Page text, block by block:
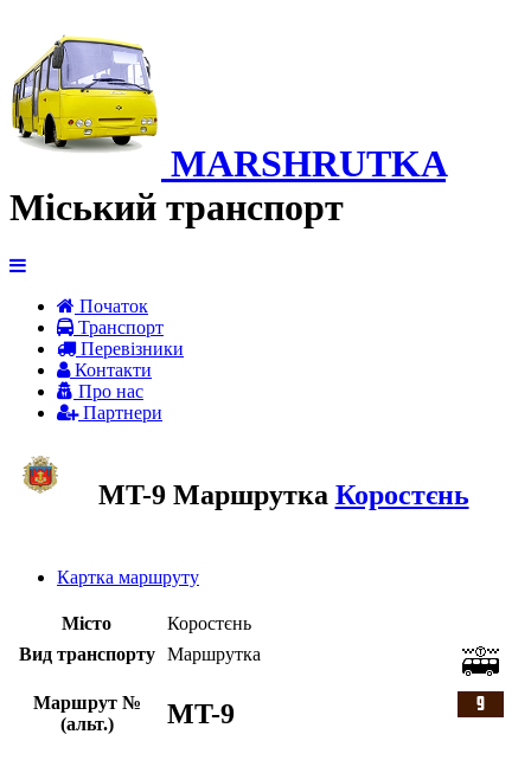
MARSHRUTKA
Міський транспорт
Початок
Транспорт
Перевiзники
Контакти
Про нас
Партнери
MT-9 Маршрутка Коростєнь
Картка маршруту
Місто
Коростєнь
Вид транспорту
Маршрутка
Маршрут №
(альт.)
MT-9